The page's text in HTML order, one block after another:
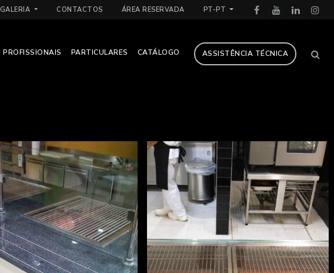
GALERIA CONTACTOS ÁREA RESERVADA PT-PT
PROFISSIONAIS PARTICULARES CATÁLOGO ASSISTÊNCIA TÉCNICA